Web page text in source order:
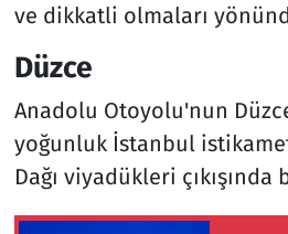
ve dikkatli olmaları
Düzce
Anadolu Otoyolu'nun
yoğunluk İstanbul
Dağı viyadükleri çıkışında